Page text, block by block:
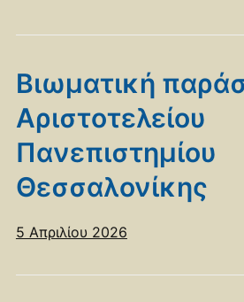
Βιωματική
Αριστοτελείου
Πανεπιστημίου
Θεσσαλονίκης
5 Απριλίου 2026